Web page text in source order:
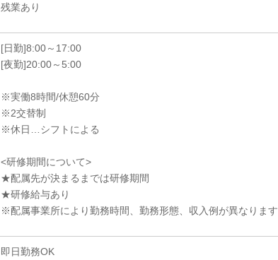
残業あり
[日勤]8:00～17:00
[夜勤]20:00～5:00
※実働8時間/休憩60分
※2交替制
※休日…シフトによる
<研修期間について>
★配属先が決まるまでは研修期間
★研修給与あり
※配属事業所により勤務時間、勤務形態、収入例が異なります
即日勤務OK